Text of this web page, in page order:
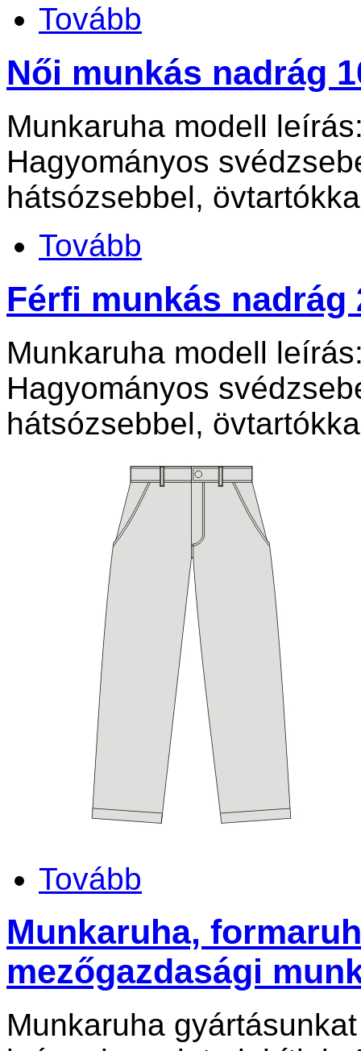
Tovább
Női munkás nadrág
Munkaruha modell
Hagyományos
hátsózsebbel,
Tovább
Férfi munkás nadrág
Munkaruha modell
Hagyományos
hátsózsebbel,
Tovább
Munkaruha,
mezőgazdasági
Munkaruha